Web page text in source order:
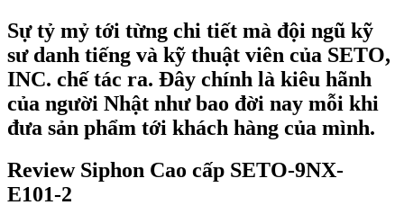
Sự tỷ mỷ tới từng chi tiết mà đội ngũ kỹ
sư danh tiếng và kỹ thuật viên của SETO,
INC. chế tác ra. Đây chính là kiêu hãnh
của người Nhật như bao đời nay mỗi khi
đưa sản phẩm tới khách hàng của mình.
Review Siphon Cao cấp SETO-9NX-
E101-2